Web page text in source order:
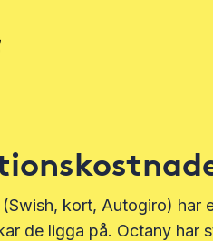
kort, Autogiro) har
de ligga på. Octany har